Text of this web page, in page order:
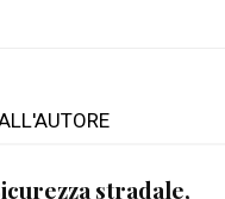
stradale,